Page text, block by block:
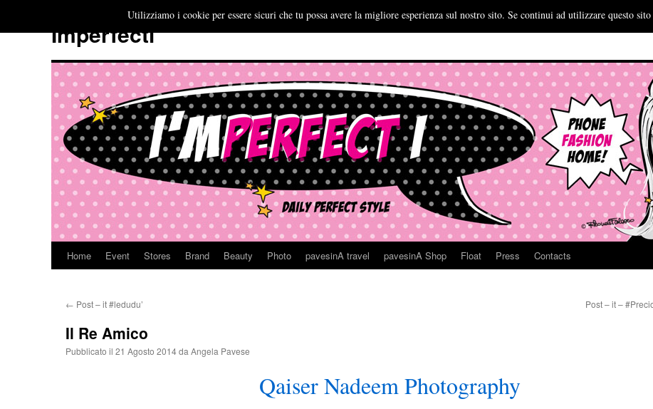
Imperfecti
Vai
contenuto
Home Event Stores Brand Beauty Photo pavesinA travel pavesinA Shop Float Press Contacts
← Post – it #ledudu’ Post – it –
Il Re Amico
Pubblicato il 21 Agosto 2014da Angela Pavese
Qaiser Nadeem Photography
Utilizziamo i cookie per essere sicuri che tu possa avere la migliore esperienza sul nostro sito. Se continui ad utilizzare questo